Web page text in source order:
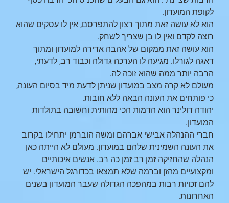
לקופת המועדון.
הוא לא עושה זאת מתוך רצון להתפרסם, אין לו עסקים שהוא
רוצה לקדם ואין לו בן שצריך לשחק.
הוא עושה זאת ממקום של אהבה אדירה למועדון ומתוך
דאגה לגורלו. מגיעה לו הערכה גדולה וכבוד רב, לדעתי,
הרבה יותר ממה שהוא זוכה לה.
מעולם לא קרה מצב במועדון שניתן לדעת מיד בסיום העונה,
כי פותחים את העונה הבאה ללא חובות.
יהודה דולינר הוא הדמות הכי מהותית וחשובה בתולדות
המועדון.
חברי ההנהלה אבישי אברהם ומשה הוברמן יתחילו בקרוב
את העונה השמינית שלהם במועדון. מעולם לא הייתה כאן
הנהלה שהחזיקה זמן רב זמן כה רב. אנשים איכותיים
ומקצועיים מהזן וברמה שלא תמצאו בכדורגל הישראלי. יש
להם זכויות רבות במהפכה הגדולה שעבר המועדון בשנים
האחרונות.